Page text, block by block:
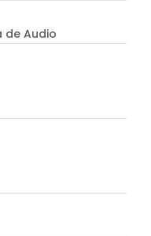
de Audio